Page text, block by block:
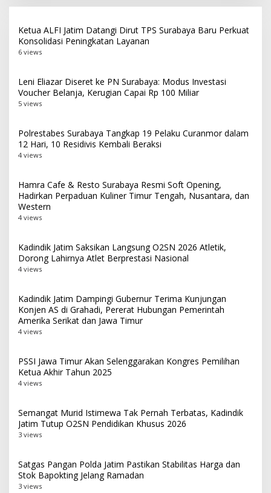
Ketua ALFI Jatim Datangi Dirut TPS Surabaya Baru Perkuat
Konsolidasi Peningkatan Layanan
6 views
Leni Eliazar Diseret ke PN Surabaya: Modus Investasi
Voucher Belanja, Kerugian Capai Rp 100 Miliar
5 views
Polrestabes Surabaya Tangkap 19 Pelaku Curanmor dalam
12 Hari, 10 Residivis Kembali Beraksi
4 views
Hamra Cafe & Resto Surabaya Resmi Soft Opening,
Hadirkan Perpaduan Kuliner Timur Tengah, Nusantara, dan
Western
4 views
Kadindik Jatim Saksikan Langsung O2SN 2026 Atletik,
Dorong Lahirnya Atlet Berprestasi Nasional
4 views
Kadindik Jatim Dampingi Gubernur Terima Kunjungan
Konjen AS di Grahadi, Pererat Hubungan Pemerintah
Amerika Serikat dan Jawa Timur
4 views
PSSI Jawa Timur Akan Selenggarakan Kongres Pemilihan
Ketua Akhir Tahun 2025
4 views
Semangat Murid Istimewa Tak Pernah Terbatas, Kadindik
Jatim Tutup O2SN Pendidikan Khusus 2026
3 views
Satgas Pangan Polda Jatim Pastikan Stabilitas Harga dan
Stok Bapokting Jelang Ramadan
3 views